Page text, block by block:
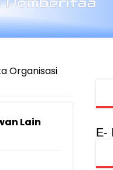
Organisasi
Lain
E-